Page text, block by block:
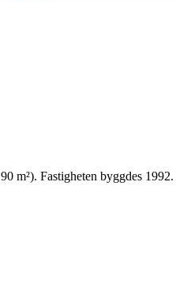
90 m²). Fastigheten byggdes 1992.